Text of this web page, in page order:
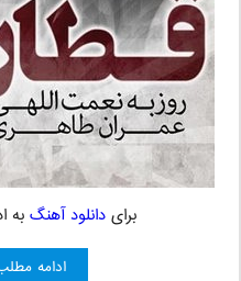
برایدانلود آهنگ به
ادامه